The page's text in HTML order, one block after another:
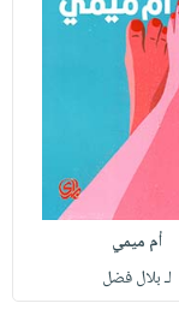
أم ميمي
لـ بلال فضل